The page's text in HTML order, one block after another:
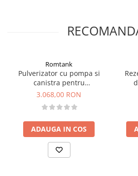
Romtank
Pulverizator cu pompa si
canistra pentru
dezinfectare/dezghetare, 20
3.068,00 RON
ADAUGA IN COS